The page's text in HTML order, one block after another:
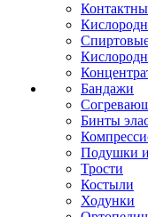
Бандажи
Бинты
Подушки
Трости
Костыли
Ходунки